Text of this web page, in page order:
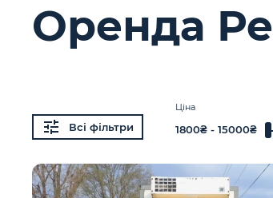
Оренда
Всі фільтри
Ціна
1800₴ - 15000₴